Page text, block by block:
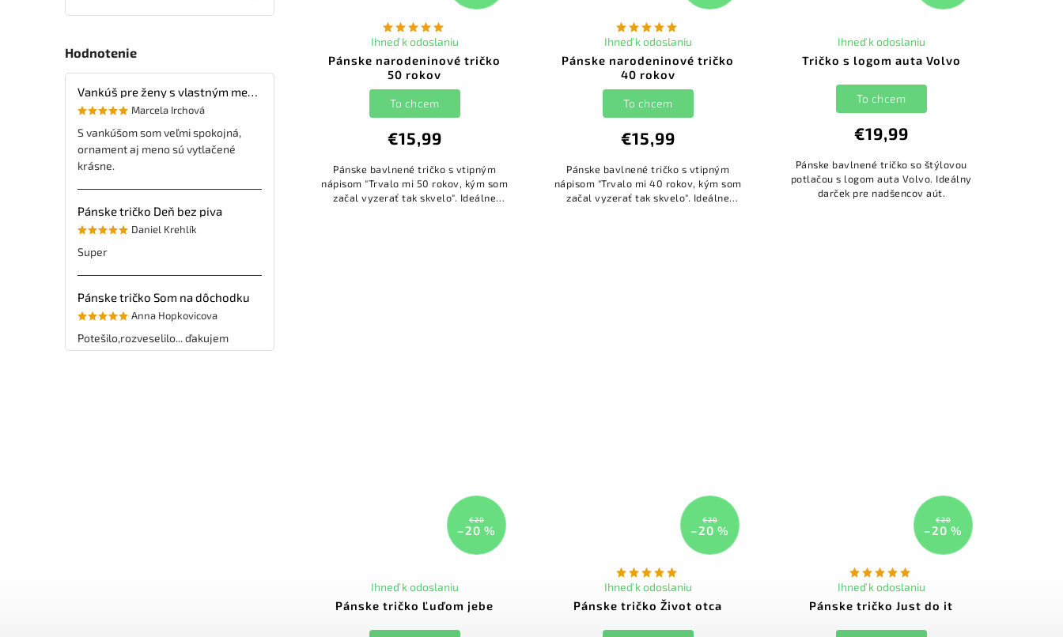
Hodnotenie
Vankúš pre ženy s vlastným menom
Marcela Irchová
S vankúšom som veľmi spokojná,
ornament aj meno sú vytlačené
krásne.
Pánske tričko Deň bez piva
Daniel Krehlík
Super
Pánske tričko Som na dôchodku
Anna Hopkovicova
Potešilo,rozveselilo... ďakujem
Pánske narodeninové tričko
50 rokov
Ihneď k odoslaniu
€15,99
To chcem
Pánske bavlnené tričko s vtipným
nápisom "Trvalo mi 50 rokov, kým som
začal vyzerať tak skvelo". Ideálne
Pánske narodeninové tričko
40 rokov
Ihneď k odoslaniu
€15,99
To chcem
Pánske bavlnené tričko s vtipným
nápisom "Trvalo mi 40 rokov, kým som
začal vyzerať tak skvelo". Ideálne
Tričko s logom auta Volvo
Ihneď k odoslaniu
€19,99
To chcem
Pánske bavlnené tričko so štýlovou
potlačou s logom auta Volvo. Ideálny
darček pre nadšencov aút.
€20
–20 %
Pánske tričko Ľuďom jebe
Ihneď k odoslaniu
€20
–20 %
Pánske tričko Život otca
Ihneď k odoslaniu
€20
–20 %
Pánske tričko Just do it
Ihneď k odoslaniu